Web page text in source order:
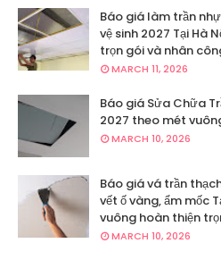
Báo giá làm trần
vệ sinh 2027 Tại Hà
trọn gói và nhân
MARCH 11, 2026
Báo giá Sửa Chữa
2027 theo mét
MARCH 10, 2026
Báo giá vá trần
vết ố vàng, ẩm mốc
vuông hoàn thiện
MARCH 10, 2026